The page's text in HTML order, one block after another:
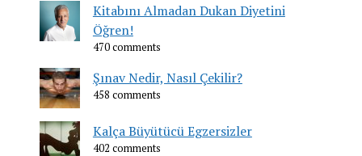
Kitabını Almadan Dukan Diyetini
Öğren!
470 comments
Şınav Nedir, Nasıl Çekilir?
458 comments
Kalça Büyütücü Egzersizler
402 comments